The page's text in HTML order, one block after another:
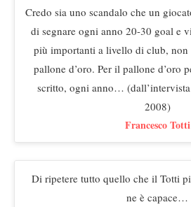
Credo sia uno scandalo che un
di segnare ogni anno 20-30 goal e
più importanti a livello di club,
pallone d’oro. Per il pallone d’oro
scritto, ogni anno…
2008)
Francesco Totti
Di ripetere tutto quello che il Totti
ne è capace…